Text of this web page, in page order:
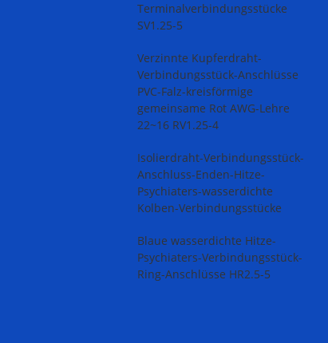
Terminalverbindungsstücke
SV1.25-5
Verzinnte Kupferdraht-
Verbindungsstück-Anschlüsse
PVC-Falz-kreisförmige
gemeinsame Rot AWG-Lehre
22~16 RV1.25-4
Isolierdraht-Verbindungsstück-
Anschluss-Enden-Hitze-
Psychiaters-wasserdichte
Kolben-Verbindungsstücke
Blaue wasserdichte Hitze-
Psychiaters-Verbindungsstück-
Ring-Anschlüsse HR2.5-5